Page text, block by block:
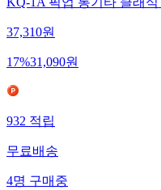
KQ-1A 픽업 통기타 클래
37,310원
17%31,090원
932적립
무료배송